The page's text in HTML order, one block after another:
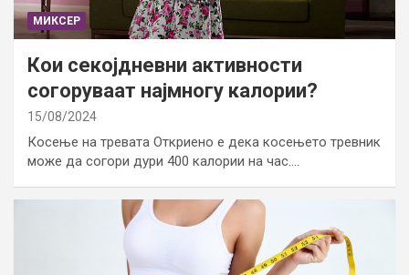
МИКСЕР
Кои секојдневни активности
согоруваат најмногу калории?
15/08/2024
Косење на тревата Откриено е дека косењето тревник
може да согори дури 400 калории на час.…